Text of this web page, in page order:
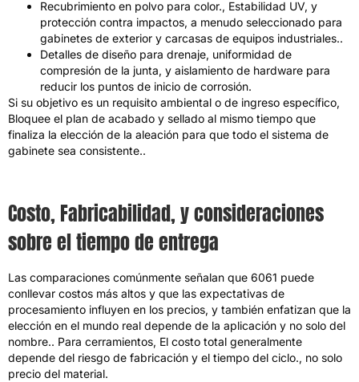
Recubrimiento en polvo para color., Estabilidad UV, y
protección contra impactos, a menudo seleccionado para
gabinetes de exterior y carcasas de equipos industriales..
Detalles de diseño para drenaje, uniformidad de
compresión de la junta, y aislamiento de hardware para
reducir los puntos de inicio de corrosión.
Si su objetivo es un requisito ambiental o de ingreso específico,
Bloquee el plan de acabado y sellado al mismo tiempo que
finaliza la elección de la aleación para que todo el sistema de
gabinete sea consistente..
Costo, Fabricabilidad, y consideraciones
sobre el tiempo de entrega
Las comparaciones comúnmente señalan que 6061 puede
conllevar costos más altos y que las expectativas de
procesamiento influyen en los precios, y también enfatizan que la
elección en el mundo real depende de la aplicación y no solo del
nombre.. Para cerramientos, El costo total generalmente
depende del riesgo de fabricación y el tiempo del ciclo., no solo
precio del material.